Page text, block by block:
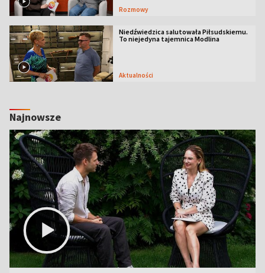
Rozmowy
Niedźwiedzica salutowała Piłsudskiemu.
To niejedyna tajemnica Modlina
Aktualności
Najnowsze